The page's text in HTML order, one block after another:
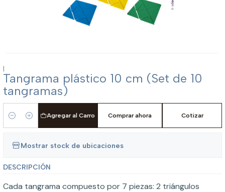
|
Tangrama plástico 10 cm (Set de 10
tangramas)
Cantidad
Agregar al Carro Comprar ahora Cotizar
Mostrar stock de ubicaciones
DESCRIPCIÓN
Cada tangrama compuesto por 7 piezas: 2 triángulos